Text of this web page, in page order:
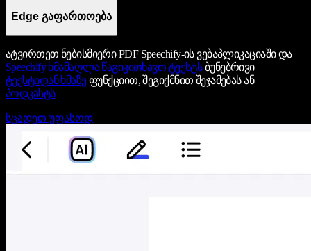
Edge გაფართოება
ატვირთეთ ნებისმიერი PDF Speechify-ის ვებაპლიკაციაში და
Speechify ხმამაღლა წაგიკითხავთ ტექსტსბუნებრივი
ტექსტიდან ხმაზეფუნქციით, შეგიქმნით შეჯამებას ან
პოდკასტს
სცადეთ უფასოდ